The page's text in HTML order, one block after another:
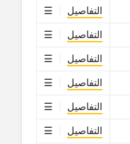
التفاصيل
التفاصيل
التفاصيل
التفاصيل
التفاصيل
التفاصيل